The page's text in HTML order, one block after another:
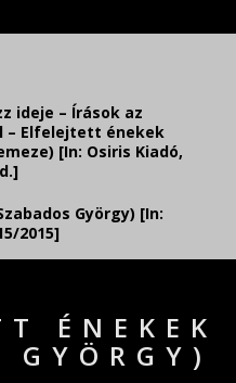
ideje – Írások az
– Elfelejtett énekek
[In: Osiris Kiadó,
György) [In:
2015]
ÉNEKEK
GYÖRGY)